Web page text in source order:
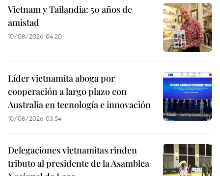
Vietnam y Tailandia: 50 años de
amistad
10/08/2026 04:20
Líder vietnamita aboga por
cooperación a largo plazo con
Australia en tecnología e innovación
10/08/2026 03:54
Delegaciones vietnamitas rinden
tributo al presidente de la Asamblea